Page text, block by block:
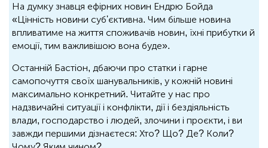
На думку знавця ефірних новин Ендрю Бойда
«Цінність новини суб'єктивна. Чим більше новина
впливатиме на життя споживачів новин, їхні прибутки й
емоції, тим важливішою вона буде».
Останній Бастіон, дбаючи про статки і гарне
самопочуття своїх шанувальників, у кожній новині
максимально конкретний. Читайте у нас про
надзвичайні ситуації і конфлікти, дії і бездіяльність
влади, господарство і людей, злочини і проєкти, і ви
завжди першими дізнаєтеся: Хто? Що? Де? Коли?